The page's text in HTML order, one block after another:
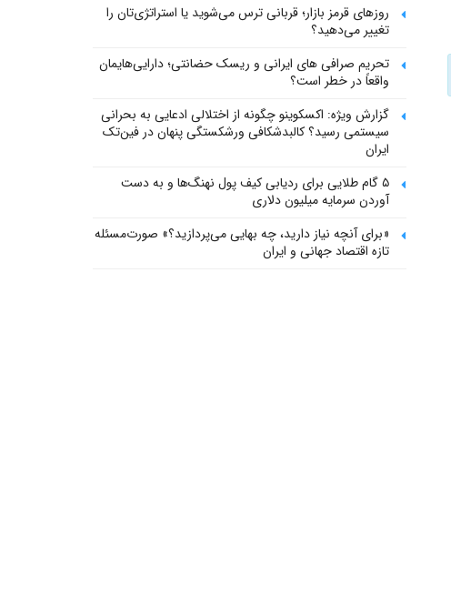
روزهای قرمز بازار؛ قربانی ترس می‌شوید یا استراتژی‌تان را
تغییر می‌دهید؟
تحریم صرافی های ایرانی و ریسک حضانتی؛ دارایی‌هایمان
واقعاً در خطر است؟
گزارش ویژه: اکسکوینو چگونه از اختلالی ادعایی به بحرانی
سیستمی رسید؟ کالبدشکافی ورشکستگی پنهان در فین‌تک
ایران
۵ گام طلایی برای ردیابی کیف پول‌ نهنگ‌ها و به دست
آوردن سرمایه میلیون دلاری
«برای آنچه نیاز دارید، چه بهایی می‌پردازید؟» صورت‌مسئله
تازه اقتصاد جهانی و ایران